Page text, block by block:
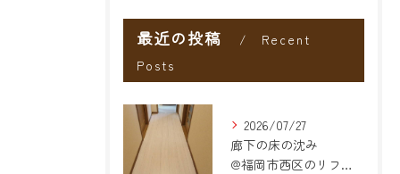
最近の投稿
Recent
Posts
2026/07/27
廊下の床の沈み
@福岡市西区のリフォーム